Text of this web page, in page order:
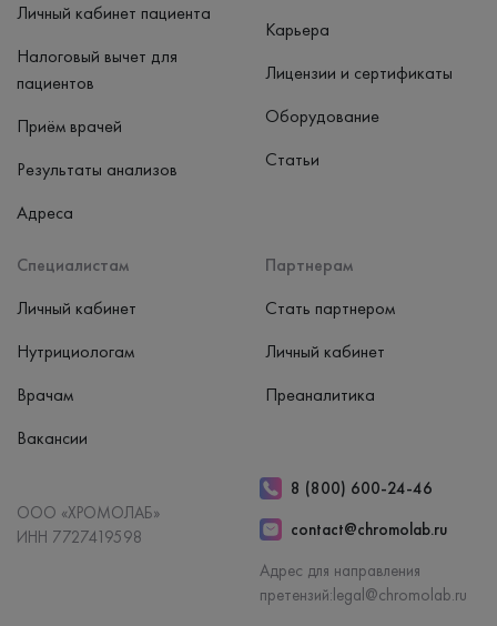
Личный кабинет пациента
Налоговый вычет для
пациентов
Приём врачей
Результаты анализов
Адреса
Специалистам
Личный кабинет
Нутрициологам
Врачам
Вакансии
Партнерам
Стать партнером
Личный кабинет
Преаналитика
Карьера
Лицензии и сертификаты
Оборудование
Статьи
ООО «ХРОМОЛАБ»
ИНН 7727419598
8 (800) 600-24-46
contact@chromolab.ru
Адрес для направления
претензий:legal@chromolab.ru